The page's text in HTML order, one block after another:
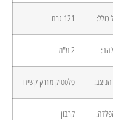
121 גרם
2 מ"מ
פלסטיק מוזרק קשיח
קרבון